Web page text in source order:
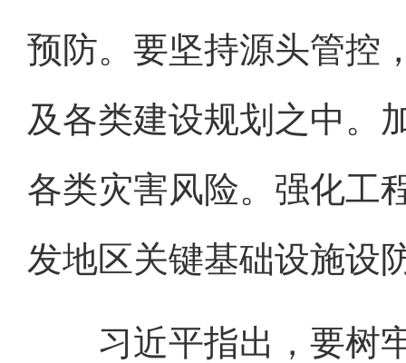
预防。要坚持源头管控
及各类建设规划之中。
各类灾害风险。强化工
发地区关键基础设施设
习近平指出，要树牢